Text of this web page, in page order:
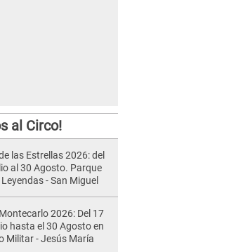
al Circo!
las Estrellas 2026: del
al 30 Agosto. Parque
- San Miguel
2026: Del 17
hasta el 30 Agosto en
Militar - Jesús María